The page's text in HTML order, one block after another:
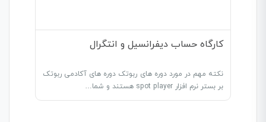
کارگاه حساب دیفرانسیل و انتگرال
نکته مهم در مورد دوره های ربوتک دوره های آکادمی ربوتک
بر بستر نرم افزار spot player هستند و شما…